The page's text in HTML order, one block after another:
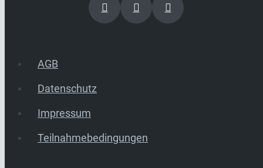
AGB
Datenschutz
Impressum
Teilnahmebedingungen